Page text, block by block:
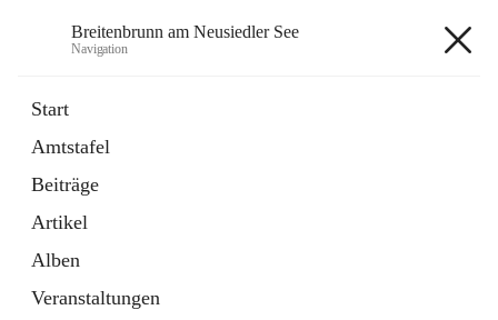
Breitenbrunn am Neusiedler See
Navigation
Start
Amtstafel
Beiträge
Artikel
Alben
Veranstaltungen
18 Schnellzugriffe
Gemeindeservice